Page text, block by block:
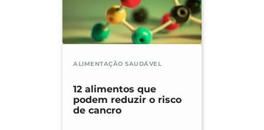
ALIMENTAÇÃO SAUDÁVEL
12 alimentos que
podem reduzir o risco
de cancro